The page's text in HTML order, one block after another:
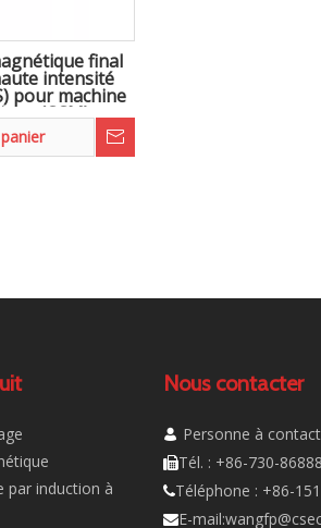
final
intensité
pour machine
(CCM)
par induction à
Nous contacter
 Personne à
Tél. : +86-730-
Téléphone : +86-
E-mail: